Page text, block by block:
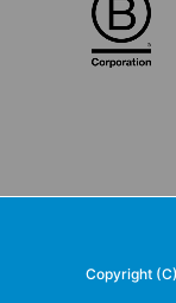
Copyright